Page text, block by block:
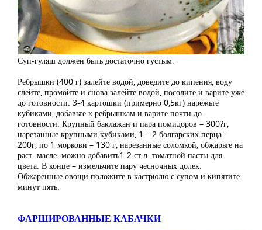
Суп-гуляш должен быть достаточно густым.
Ребрышки (400 г) залейте водой, доведите до кипения, воду
слейте, промойте и снова залейте водой, посолите и варите уже
до готовности. 3-4 картошки (примерно 0,5кг) нарежьте
кубиками, добавьте к ребрышкам и варите почти до
готовности. Крупный баклажан и пара помидоров – 300?г,
нарезанные крупными кубиками, 1 – 2 болгарских перца –
200г, по 1 моркови – 130 г, нарезанные соломкой, обжарьте на
раст. масле. можно добавить1-2 ст.л. томатной пасты для
цвета. В конце – измельчите пару чесночных долек.
Обжаренные овощи положите в кастрюлю с супом и кипятите
минут пять.
ФАРШИРОВАННЫЕ КАБАЧКИ